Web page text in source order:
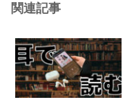
関連記事